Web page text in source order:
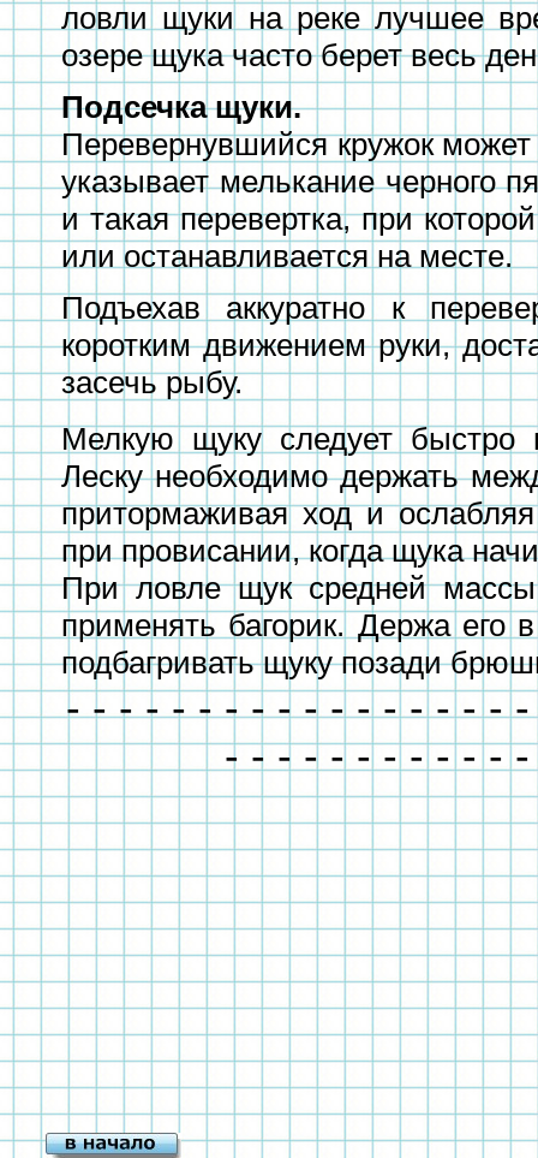
ловли щуки на реке лучшее
озере щука часто берет весь
Подсечка щуки.
Перевернувшийся кружок
указывает мелькание черного
и такая перевертка, при
или останавливается на месте.
Подъехав аккуратно к
коротким движением руки,
засечь рыбу.
Мелкую щуку следует быстро
Леску необходимо держать
притормаживая ход и
при провисании, когда щука
При ловле щук средней
применять багорик. Держа его
подбагривать щуку позади
- - - - - - - - - - - - - - - - -
- - - - - - - - - - -